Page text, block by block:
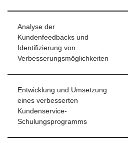
Analyse der
Kundenfeedbacks und
Identifizierung von
Verbesserungsmöglichkeiten
Entwicklung und Umsetzung
eines verbesserten
Kundenservice-
Schulungsprogramms